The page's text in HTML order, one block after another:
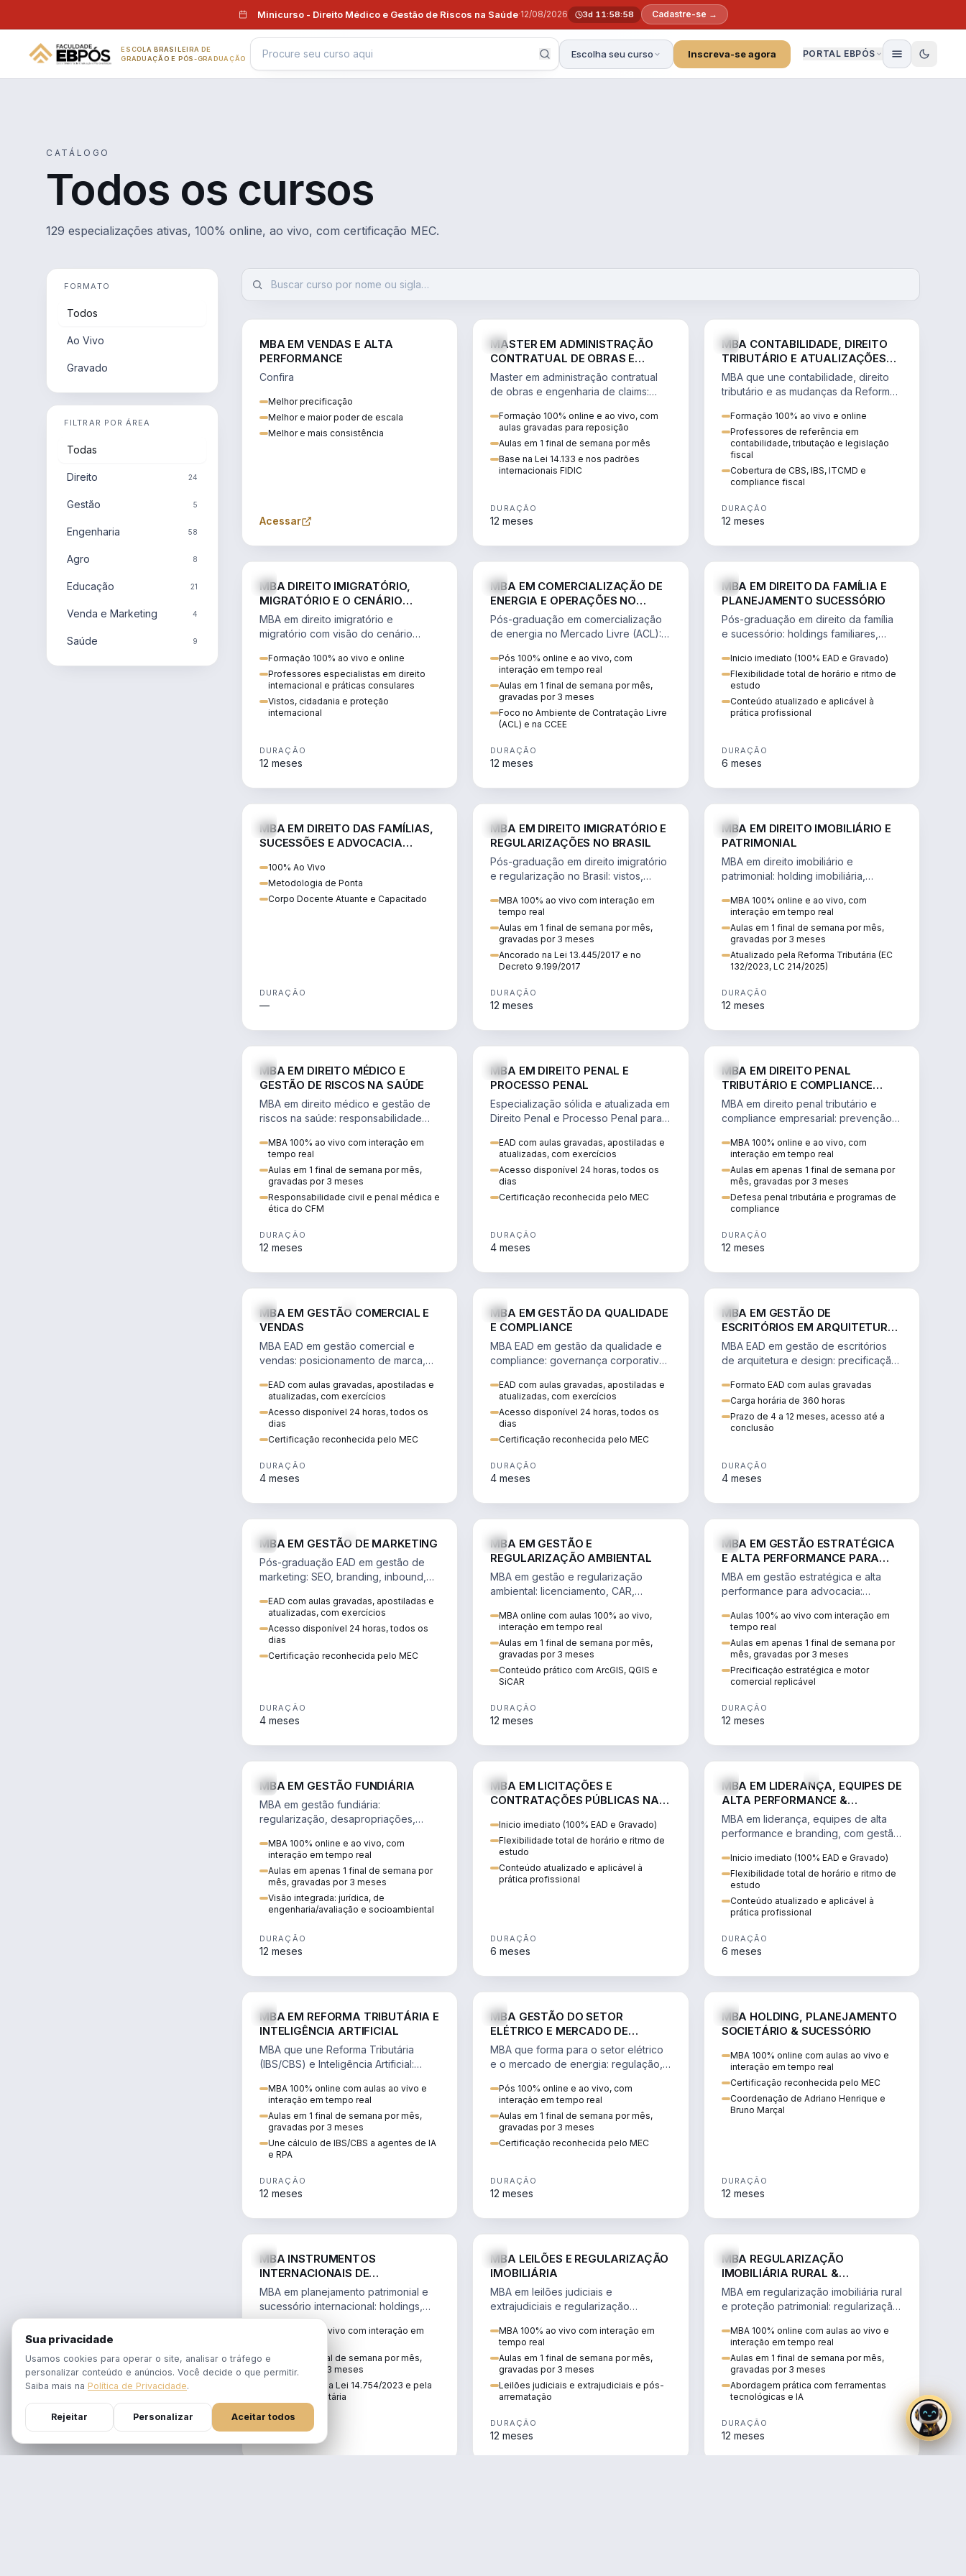
Minicurso - Direito Médico e Gestão de Riscos na Saúde·12/08/2026 3d 11:58:57 Cadastre-se →
ESCOLA BRASILEIRA DE
GRADUAÇÃO E PÓS-GRADUAÇÃO
Escolha seu curso Inscreva-se agora PORTAL EBPÓS
CATÁLOGO
Todos os cursos
129 especializações ativas, 100% online, ao vivo, com certificação MEC.
FORMATO
Todos
Ao Vivo
Gravado
FILTRAR POR ÁREA
Todas
Direito 24
Gestão 5
Engenharia 58
Agro 8
Educação 21
Venda e Marketing 4
Saúde 9
MBA EM VENDAS E ALTA
PERFORMANCE
Confira
Melhor precificação
Melhor e maior poder de escala
Melhor e mais consistência
Acessar
MASTER EM ADMINISTRAÇÃO
CONTRATUAL DE OBRAS E
ENGENHARIA DE CLAIMS
Master em administração contratual
de obras e engenharia de claims:
pleitos, delay analysis e FIDIC.
Formação 100% online e ao vivo, com
aulas gravadas para reposição
Aulas em 1 final de semana por mês
Base na Lei 14.133 e nos padrões
internacionais FIDIC
DURAÇÃO
12 meses
MBA CONTABILIDADE, DIREITO
TRIBUTÁRIO E ATUALIZAÇÕES
DA REFORMA TRIBUTÁRIA
MBA que une contabilidade, direito
tributário e as mudanças da Reforma
estratégica no novo cenário.
Formação 100% ao vivo e online
Professores de referência em
contabilidade, tributação e legislação
fiscal
Cobertura de CBS, IBS, ITCMD e
compliance fiscal
DURAÇÃO
12 meses
MBA DIREITO IMIGRATÓRIO,
MIGRATÓRIO E O CENÁRIO
INTERNACIONAL
MBA em direito imigratório e
migratório com visão do cenário
regularização e consultoria
transnacional.
Formação 100% ao vivo e online
Professores especialistas em direito
internacional e práticas consulares
Vistos, cidadania e proteção
internacional
DURAÇÃO
12 meses
MBA EM COMERCIALIZAÇÃO DE
ENERGIA E OPERAÇÕES NO
MERCADO LIVRE
Pós-graduação em comercialização
de energia no Mercado Livre (ACL):
risco e migração de clientes.
Pós 100% online e ao vivo, com
interação em tempo real
Aulas em 1 final de semana por mês,
gravadas por 3 meses
Foco no Ambiente de Contratação Livre
(ACL) e na CCEE
DURAÇÃO
12 meses
MBA EM DIREITO DA FAMÍLIA E
PLANEJAMENTO SUCESSÓRIO
Pós-graduação em direito da família
e sucessório: holdings familiares,
tributação da sucessão.
Inicio imediato (100% EAD e Gravado)
Flexibilidade total de horário e ritmo de
estudo
Conteúdo atualizado e aplicável à
prática profissional
DURAÇÃO
6 meses
MBA EM DIREITO DAS FAMÍLIAS,
SUCESSÕES E ADVOCACIA
100% Ao Vivo
Metodologia de Ponta
Corpo Docente Atuante e Capacitado
DURAÇÃO
—
MBA EM DIREITO IMIGRATÓRIO E
REGULARIZAÇÕES NO BRASIL
Pós-graduação em direito imigratório
e regularização no Brasil: vistos,
tributação do imigrante.
MBA 100% ao vivo com interação em
tempo real
Aulas em 1 final de semana por mês,
gravadas por 3 meses
Ancorado na Lei 13.445/2017 e no
Decreto 9.199/2017
DURAÇÃO
12 meses
MBA EM DIREITO IMOBILIÁRIO E
PATRIMONIAL
MBA em direito imobiliário e
patrimonial: holding imobiliária,
contratos e impactos da Reforma
Tributária.
MBA 100% online e ao vivo, com
interação em tempo real
Aulas em 1 final de semana por mês,
gravadas por 3 meses
Atualizado pela Reforma Tributária (EC
132/2023, LC 214/2025)
DURAÇÃO
12 meses
MBA EM DIREITO MÉDICO E
GESTÃO DE RISCOS NA SAÚDE
MBA em direito médico e gestão de
riscos na saúde: responsabilidade
judicialização e planejamento
patrimonial.
MBA 100% ao vivo com interação em
tempo real
Aulas em 1 final de semana por mês,
gravadas por 3 meses
Responsabilidade civil e penal médica e
ética do CFM
DURAÇÃO
12 meses
MBA EM DIREITO PENAL E
PROCESSO PENAL
Especialização sólida e atualizada em
Direito Penal e Processo Penal para a
jurídicos.
EAD com aulas gravadas, apostiladas e
atualizadas, com exercícios
Acesso disponível 24 horas, todos os
dias
Certificação reconhecida pelo MEC
DURAÇÃO
4 meses
MBA EM DIREITO PENAL
TRIBUTÁRIO E COMPLIANCE
EMPRESARIAL
MBA em direito penal tributário e
compliance empresarial: prevenção à
tributários e auditoria.
MBA 100% online e ao vivo, com
interação em tempo real
Aulas em apenas 1 final de semana por
mês, gravadas por 3 meses
Defesa penal tributária e programas de
compliance
DURAÇÃO
12 meses
MBA EM GESTÃO COMERCIAL E
VENDAS
MBA EAD em gestão comercial e
vendas: posicionamento de marca,
comportamento do consumidor na
era digital.
EAD com aulas gravadas, apostiladas e
atualizadas, com exercícios
Acesso disponível 24 horas, todos os
dias
Certificação reconhecida pelo MEC
DURAÇÃO
4 meses
MBA EM GESTÃO DA QUALIDADE
E COMPLIANCE
MBA EAD em gestão da qualidade e
compliance: governança corporativa,
contínua e IA aplicada a processos.
EAD com aulas gravadas, apostiladas e
atualizadas, com exercícios
Acesso disponível 24 horas, todos os
dias
Certificação reconhecida pelo MEC
DURAÇÃO
4 meses
MBA EM GESTÃO DE
ESCRITÓRIOS EM ARQUITETURA
E DESIGN
MBA EAD em gestão de escritórios
de arquitetura e design: precificação,
gestão de equipes criativas.
Formato EAD com aulas gravadas
Carga horária de 360 horas
Prazo de 4 a 12 meses, acesso até a
conclusão
DURAÇÃO
4 meses
MBA EM GESTÃO DE MARKETING
Pós-graduação EAD em gestão de
marketing: SEO, branding, inbound,
decisões orientadas por dados.
EAD com aulas gravadas, apostiladas e
atualizadas, com exercícios
Acesso disponível 24 horas, todos os
dias
Certificação reconhecida pelo MEC
DURAÇÃO
4 meses
MBA EM GESTÃO E
REGULARIZAÇÃO AMBIENTAL
MBA em gestão e regularização
ambiental: licenciamento, CAR,
perícia ambiental com ArcGIS, QGIS e
SiCAR.
MBA online com aulas 100% ao vivo,
interação em tempo real
Aulas em 1 final de semana por mês,
gravadas por 3 meses
Conteúdo prático com ArcGIS, QGIS e
SiCAR
DURAÇÃO
12 meses
MBA EM GESTÃO ESTRATÉGICA
E ALTA PERFORMANCE PARA
ADVOCACIA
MBA em gestão estratégica e alta
performance para advocacia:
escalável, lucrativo e bem
precificado.
Aulas 100% ao vivo com interação em
tempo real
Aulas em apenas 1 final de semana por
mês, gravadas por 3 meses
Precificação estratégica e motor
comercial replicável
DURAÇÃO
12 meses
MBA EM GESTÃO FUNDIÁRIA
MBA em gestão fundiária:
regularização, desapropriações,
ambiental em projetos de
infraestrutura.
MBA 100% online e ao vivo, com
interação em tempo real
Aulas em apenas 1 final de semana por
mês, gravadas por 3 meses
Visão integrada: jurídica, de
engenharia/avaliação e socioambiental
DURAÇÃO
12 meses
MBA EM LICITAÇÕES E
CONTRATAÇÕES PÚBLICAS NA
Inicio imediato (100% EAD e Gravado)
Flexibilidade total de horário e ritmo de
estudo
Conteúdo atualizado e aplicável à
prática profissional
DURAÇÃO
6 meses
MBA EM LIDERANÇA, EQUIPES DE
ALTA PERFORMANCE &
BRANDING
MBA em liderança, equipes de alta
performance e branding, com gestão
e comunicação persuasiva.
Inicio imediato (100% EAD e Gravado)
Flexibilidade total de horário e ritmo de
estudo
Conteúdo atualizado e aplicável à
prática profissional
DURAÇÃO
6 meses
MBA EM REFORMA TRIBUTÁRIA E
INTELIGÊNCIA ARTIFICIAL
MBA que une Reforma Tributária
(IBS/CBS) e Inteligência Artificial:
RPA e automação da rotina fiscal.
MBA 100% online com aulas ao vivo e
interação em tempo real
Aulas em 1 final de semana por mês,
gravadas por 3 meses
Une cálculo de IBS/CBS a agentes de IA
e RPA
DURAÇÃO
12 meses
MBA GESTÃO DO SETOR
ELÉTRICO E MERCADO DE
ENERGIA
MBA que forma para o setor elétrico
e o mercado de energia: regulação,
transmissão e revisão tarifária.
Pós 100% online e ao vivo, com
interação em tempo real
Aulas em 1 final de semana por mês,
gravadas por 3 meses
Certificação reconhecida pelo MEC
DURAÇÃO
12 meses
MBA HOLDING, PLANEJAMENTO
SOCIETÁRIO & SUCESSÓRIO
MBA 100% online com aulas ao vivo e
interação em tempo real
Certificação reconhecida pelo MEC
Coordenação de Adriano Henrique e
Bruno Marçal
DURAÇÃO
12 meses
MBA INSTRUMENTOS
INTERNACIONAIS DE
PLANEJAMENTO PATRIMONIAL &
SUCESSÓRIO
MBA em planejamento patrimonial e
sucessório internacional: holdings,
trusts e offshore sob a Lei
14.754/2023 e a Reforma Tributária.
MBA 100% ao vivo com interação em
Aulas em 1 final de semana por mês,
gravadas por 3 meses
Atualizado pela Lei 14.754/2023 e pela
Reforma Tributária
DURAÇÃO
12 meses
MBA LEILÕES E REGULARIZAÇÃO
IMOBILIÁRIA
MBA em leilões judiciais e
extrajudiciais e regularização
alienação fiduciária e pós-
arrematação.
MBA 100% ao vivo com interação em
tempo real
Aulas em 1 final de semana por mês,
gravadas por 3 meses
Leilões judiciais e extrajudiciais e pós-
arrematação
DURAÇÃO
12 meses
MBA REGULARIZAÇÃO
IMOBILIÁRIA RURAL &
PROTEÇÃO PATRIMONIAL
MBA em regularização imobiliária rural
e proteção patrimonial: regularização
rural.
MBA 100% online com aulas ao vivo e
interação em tempo real
Aulas em 1 final de semana por mês,
gravadas por 3 meses
Abordagem prática com ferramentas
tecnológicas e IA
DURAÇÃO
12 meses
Sua privacidade
Usamos cookies para operar o site, analisar o tráfego e
personalizar conteúdo e anúncios. Você decide o que permitir.
Saiba mais na Política de Privacidade.
Rejeitar Personalizar Aceitar todos